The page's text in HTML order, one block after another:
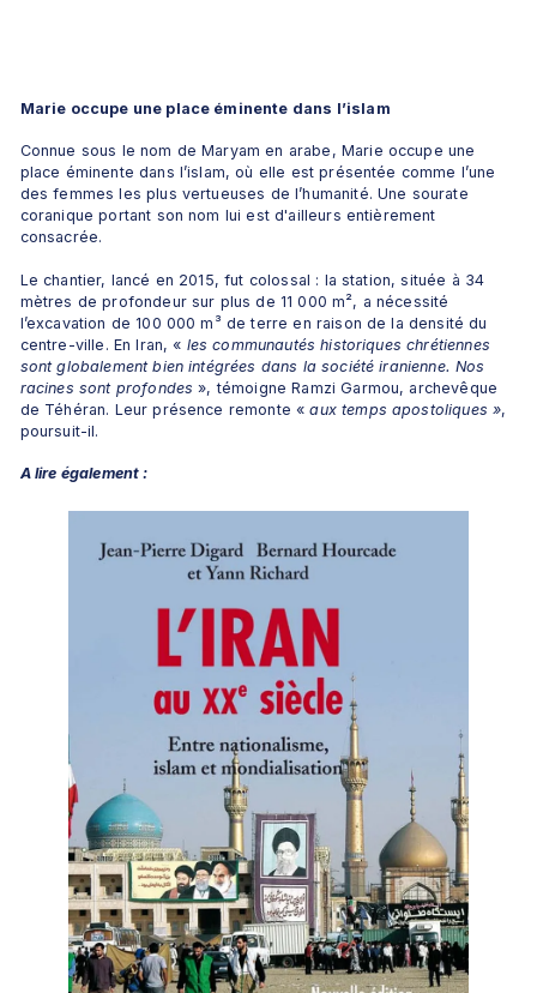
Marie occupe une place éminente dans l’islam
Connue sous le nom de Maryam en arabe, Marie occupe une
place éminente dans l’islam, où elle est présentée comme l’une
des femmes les plus vertueuses de l’humanité. Une sourate
coranique portant son nom lui est d'ailleurs entièrement
consacrée.
Le chantier, lancé en 2015, fut colossal : la station, située à 34
mètres de profondeur sur plus de 11 000 m², a nécessité
l’excavation de 100 000 m³ de terre en raison de la densité du
centre-ville. En Iran, « les communautés historiques chrétiennes
sont globalement bien intégrées dans la société iranienne. Nos
racines sont profondes », témoigne Ramzi Garmou, archevêque
de Téhéran. Leur présence remonte « aux temps apostoliques »,
poursuit-il.
A lire également :